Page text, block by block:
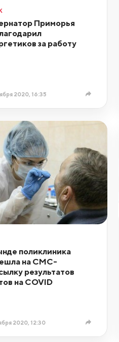
Приморья
за работу
2020, 16:35
поликлиника
на СМС-
результатов
на COVID
2020, 12:30